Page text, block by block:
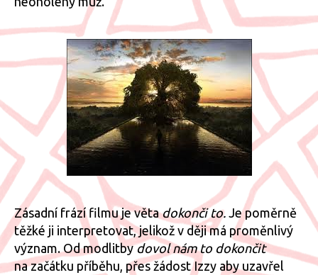
Zásadní frází filmu je větadokonči to. Je poměrně
těžké ji interpretovat, jelikož v ději má proměnlivý
význam. Od modlitbydovol nám to dokončit
na začátku příběhu, přes žádost Izzy aby uzavřel